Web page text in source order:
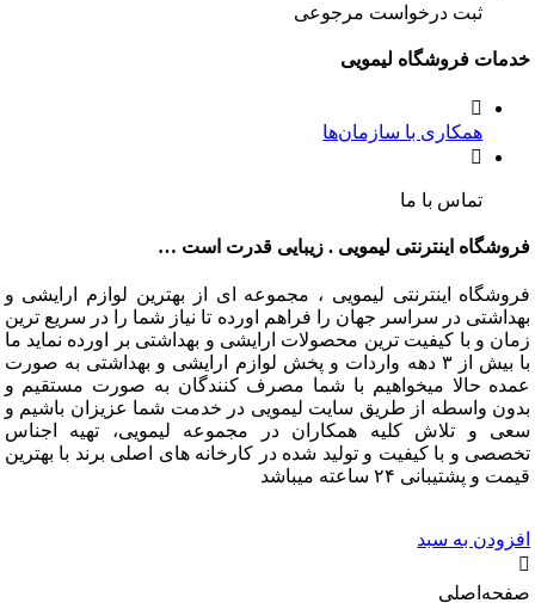
ثبت درخواست مرجوعی
فروشگاه لیمویی
همکاری با سازمان‌ها
تماس با ما
اینترنتی لیمویی . زیبایی قدرت است …
اینترنتی لیمویی ، مجموعه ای از بهترین لوازم ارایشی و
در سراسر جهان را فراهم اورده تا نیاز شما را در سریع ترین
و با کیفیت ترین محصولات ارایشی و بهداشتی بر اورده نماید ما
با بیش از ۳ دهه واردات و پخش لوازم ارایشی و بهداشتی به صورت
حالا میخواهیم با شما مصرف کنندگان به صورت مستقیم و
واسطه از طریق سایت لیمویی در خدمت شما عزیزان باشیم و
و تلاش کلیه همکاران در مجموعه لیمویی، تهیه اجناس
و با کیفیت و تولید شده در کارخانه های اصلی برند با بهترین
۲۴ ساعته میباشد
به سبد